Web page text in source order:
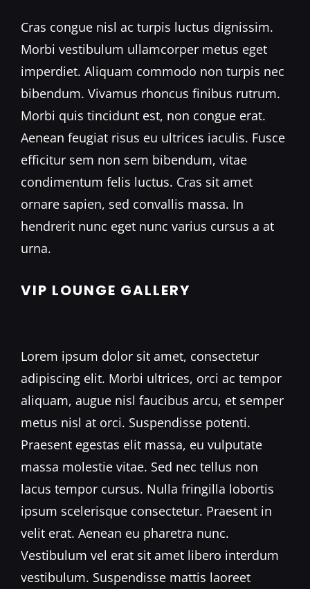
Cras congue nisl ac turpis luctus dignissim.
Morbi vestibulum ullamcorper metus eget
imperdiet. Aliquam commodo non turpis nec
bibendum. Vivamus rhoncus finibus rutrum.
Morbi quis tincidunt est, non congue erat.
Aenean feugiat risus eu ultrices iaculis. Fusce
efficitur sem non sem bibendum, vitae
condimentum felis luctus. Cras sit amet
ornare sapien, sed convallis massa. In
hendrerit nunc eget nunc varius cursus a at
urna.
VIP LOUNGE GALLERY
Lorem ipsum dolor sit amet, consectetur
adipiscing elit. Morbi ultrices, orci ac tempor
aliquam, augue nisl faucibus arcu, et semper
metus nisl at orci. Suspendisse potenti.
Praesent egestas elit massa, eu vulputate
massa molestie vitae. Sed nec tellus non
lacus tempor cursus. Nulla fringilla lobortis
ipsum scelerisque consectetur. Praesent in
velit erat. Aenean eu pharetra nunc.
Vestibulum vel erat sit amet libero interdum
vestibulum. Suspendisse mattis laoreet